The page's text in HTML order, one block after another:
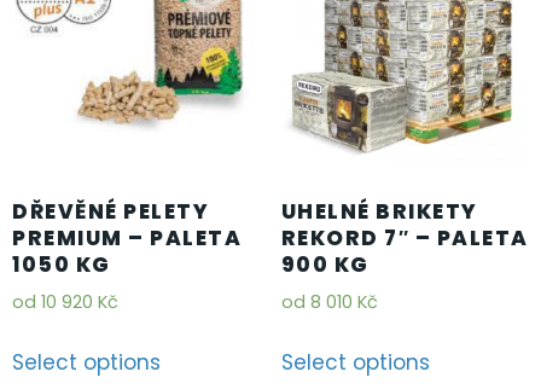
DŘEVĚNÉ PELETY
PREMIUM – PALETA
1050 KG
od 10 920 Kč
Select options
UHELNÉ BRIKETY
REKORD 7″ – PALETA
900 KG
od 8 010 Kč
Select options